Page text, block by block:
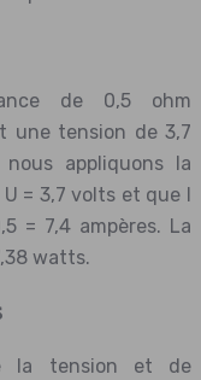
de 0,5 ohm
une tension de 3,7
appliquons la
= 3,7 volts et que I
= 7,4 ampères. La
watts.
la tension et de